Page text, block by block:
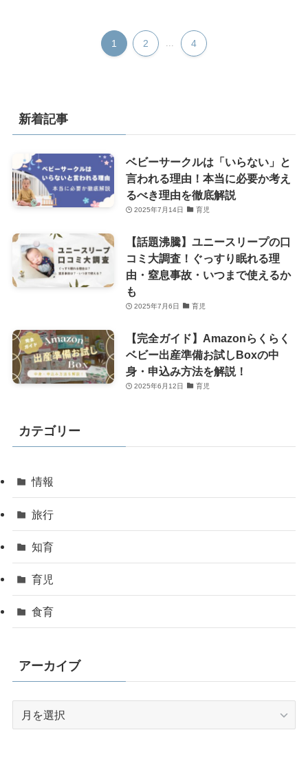
1 2 4
新着記事
ベビーサークルは「いらない」と
言われる理由！本当に必要か考え
るべき理由を徹底解説
2025年7月14日 育児
【話題沸騰】ユニースリープの口
コミ大調査！ぐっすり眠れる理
由・窒息事故・いつまで使えるか
も
2025年7月6日 育児
【完全ガイド】Amazonらくらく
ベビー出産準備お試しBoxの中
身・申込み方法を解説！
2025年6月12日 育児
カテゴリー
情報
旅行
知育
育児
食育
アーカイブ